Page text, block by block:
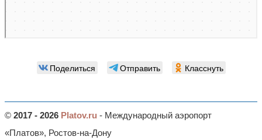
Поделиться Отправить Класснуть
© 2017 - 2026 Platov.ru - Международный аэропорт
«Платов», Ростов-на-Дону